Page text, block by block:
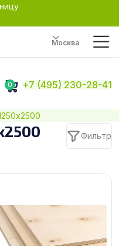
Москва
0 +7 (495) 230-28-41
Фильтр